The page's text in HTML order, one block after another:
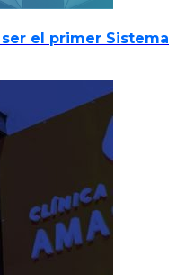
ser el primer Sistema